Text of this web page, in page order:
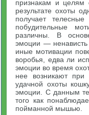
признакам и целям
результате охоты
получает
побудительные
различны. В
эмоции — ненависть
иные мотивации
воробья, едва ли
эмоции во время
нее возникают
удачной охоты
эмоции. С данным
того как
пойманной мышью.